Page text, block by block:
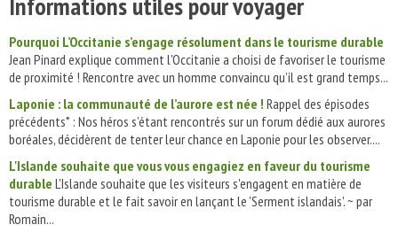
Pourquoi L’Occitanie s’engage résolument dans le tourisme durable
Jean Pinard explique comment l'Occitanie a choisi de favoriser le tourisme
de proximité ! Rencontre avec un homme convaincu qu’il est grand temps...
Laponie : la communauté de l’aurore est née ! Rappel des épisodes
précédents* : Nos héros s’étant rencontrés sur un forum dédié aux aurores
boréales, décidèrent de tenter leur chance en Laponie pour les observer....
L'Islande souhaite que vous vous engagiez en faveur du tourisme
durable L'Islande souhaite que les visiteurs s'engagent en matière de
tourisme durable et le fait savoir en lançant le 'Serment islandais'. ~ par
Romain...